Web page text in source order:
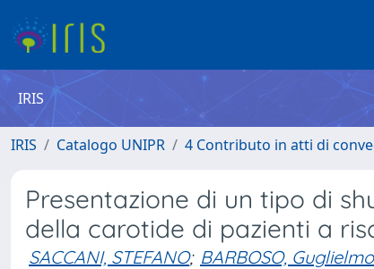
IRIS
IRIS Catalogo UNIPR 4 Contributo in atti di
Presentazione di un tipo di
della carotide di pazienti a
SACCANI, STEFANO; BARBOSO, Guglielmo